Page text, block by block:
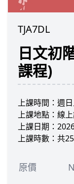
TJA7DL
日文初
課程)
上課時間：週
上課地點：線
上課日期：
上課時數：共
原價